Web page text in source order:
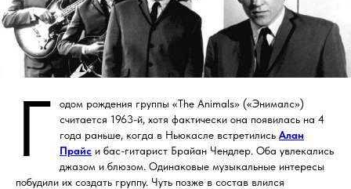
Г
одом рождения группы «The Animals» («Энималс»)
считается 1963-й, хотя фактически она появилась на 4
года раньше, когда в Ньюкасле встретились Алан
Прайс и бас-гитарист Брайан Чендлер. Оба увлекались
джазом и блюзом. Одинаковые музыкальные интересы
побудили их создать группу. Чуть позже в состав влился